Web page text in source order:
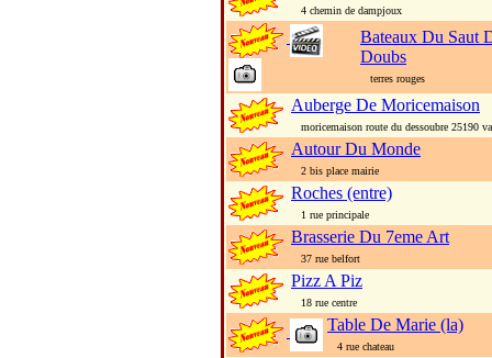
4 chemin de dampjoux
Bateaux Du Saut
Doubs
terres rouges
Auberge De Moricemaison
moricemaison route du dessoubre 25190
Autour Du Monde
2 bis place mairie
Roches (entre)
1 rue principale
Brasserie Du 7eme Art
37 rue belfort
Pizz A Piz
18 rue centre
Table De Marie (la)
4 rue chateau